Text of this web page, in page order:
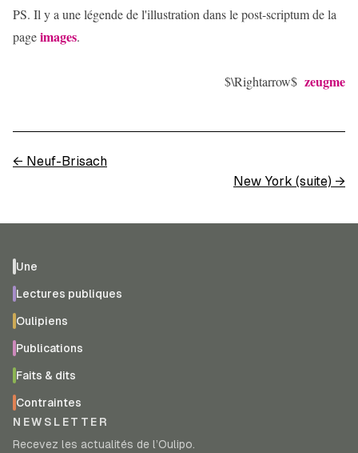
PS. Il y a une légende de l'illustration dans le post-scriptum de la
pageimages.
$\Rightarrow$ zeugme
← Neuf-Brisach
New York (suite) →
Une
Lectures publiques
Oulipiens
Publications
Faits & dits
Contraintes
NEWSLETTER
Recevez les actualités de l’Oulipo.